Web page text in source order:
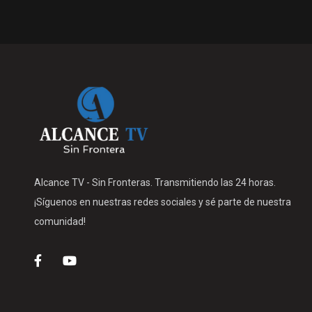
Alcance TV - Sin Fronteras. Transmitiendo las 24 horas.
¡Síguenos en nuestras redes sociales y sé parte de nuestra
comunidad!